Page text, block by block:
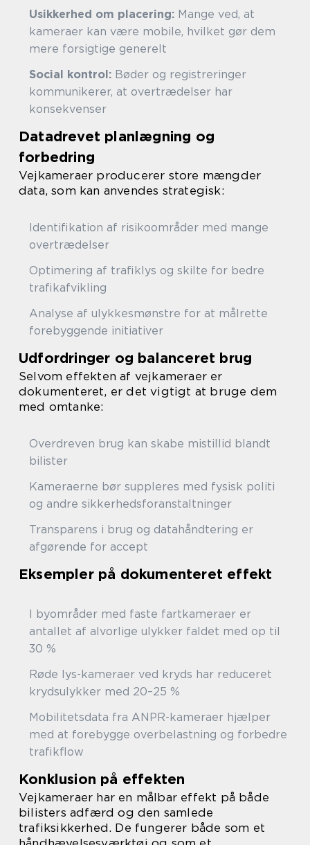
Usikkerhed om placering: Mange ved, at
kameraer kan være mobile, hvilket gør dem
mere forsigtige generelt
Social kontrol: Bøder og registreringer
kommunikerer, at overtrædelser har
konsekvenser
Datadrevet planlægning og
forbedring
Vejkameraer producerer store mængder
data, som kan anvendes strategisk:
Identifikation af risikoområder med mange
overtrædelser
Optimering af trafiklys og skilte for bedre
trafikafvikling
Analyse af ulykkesmønstre for at målrette
forebyggende initiativer
Udfordringer og balanceret brug
Selvom effekten af vejkameraer er
dokumenteret, er det vigtigt at bruge dem
med omtanke:
Overdreven brug kan skabe mistillid blandt
bilister
Kameraerne bør suppleres med fysisk politi
og andre sikkerhedsforanstaltninger
Transparens i brug og datahåndtering er
afgørende for accept
Eksempler på dokumenteret effekt
I byområder med faste fartkameraer er
antallet af alvorlige ulykker faldet med op til
30 %
Røde lys-kameraer ved kryds har reduceret
krydsulykker med 20–25 %
Mobilitetsdata fra ANPR-kameraer hjælper
med at forebygge overbelastning og forbedre
trafikflow
Konklusion på effekten
Vejkameraer har en målbar effekt på både
bilisters adfærd og den samlede
trafiksikkerhed. De fungerer både som et